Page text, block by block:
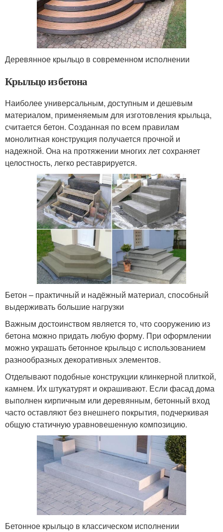
Деревянное крыльцо в современном исполнении
Крыльцо из бетона
Наиболее универсальным, доступным и дешевым
материалом, применяемым для изготовления крыльца,
считается бетон. Созданная по всем правилам
монолитная конструкция получается прочной и
надежной. Она на протяжении многих лет сохраняет
целостность, легко реставрируется.
Бетон – практичный и надёжный материал, способный
выдерживать большие нагрузки
Важным достоинством является то, что сооружению из
бетона можно придать любую форму. При оформлении
можно украшать бетонное крыльцо с использованием
разнообразных декоративных элементов.
Отделывают подобные конструкции клинкерной плиткой,
камнем. Их штукатурят и окрашивают. Если фасад дома
выполнен кирпичным или деревянным, бетонный вход
часто оставляют без внешнего покрытия, подчеркивая
общую статичную уравновешенную композицию.
Бетонное крыльцо в классическом исполнении